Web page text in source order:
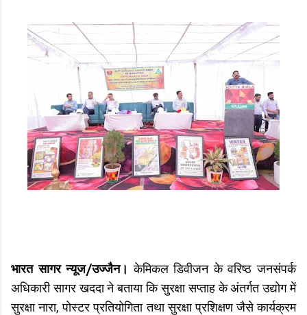
भारत सागर न्यूज/उज्जैन।केमिकल डिवीजन के वरिष्ठ जनसंपर्क
अधिकारी सागर खददा ने बताया कि सुरक्षा सप्ताह के अंतर्गत उद्योग में
सुरक्षा नारा, पोस्टर प्रतियोगिता तथा सुरक्षा प्रशिक्षण जैसे कार्यक्रम